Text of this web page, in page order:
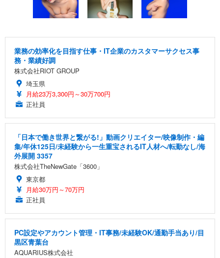
業務の効率化を目指す仕事・IT企業のカスタマーサクセス事
務・業績好調
株式会社RIOT GROUP
埼玉県
月給23万3,300円～30万700円
正社員
「日本で働き世界と繋がる!」動画クリエイター/映像制作・編
集/年休125日/未経験から一生重宝されるIT人材へ/転勤なし/海
外展開 3357
株式会社TheNewGate「3600」
東京都
月給30万円～70万円
正社員
PC設定やアカウント管理・IT事務/未経験OK/通勤手当あり/目
黒区青葉台
AQUARIUS株式会社